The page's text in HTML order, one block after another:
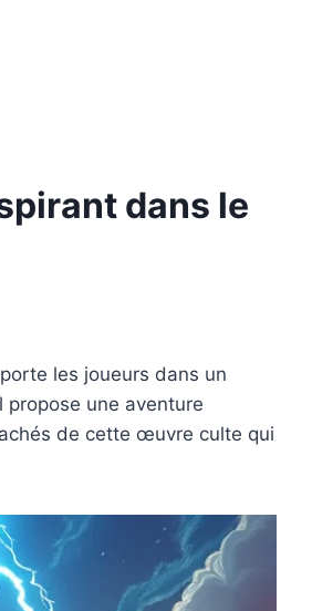
dans le
les joueurs dans un
propose une aventure
de cette œuvre culte qui